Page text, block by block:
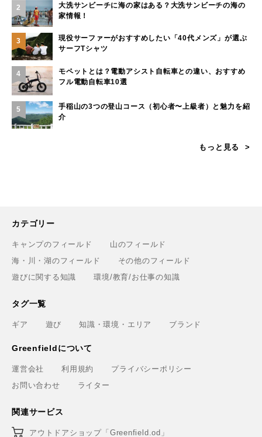
2
大洗サンビーチに海の家はある？大洗サンビーチの海の
家情報！
3
現役サーファーがおすすめしたい「40代メンズ」が選ぶ
サーフTシャツ
4
モペットとは？電動アシスト自転車との違い、おすすめ
フル電動自転車10選
5
手稲山の3つの登山コース（初心者〜上級者）と魅力を紹
介
もっと見る
カテゴリー
キャンプのフィールド
山のフィールド
海・川・湖のフィールド
その他のフィールド
遊びに関する知識
環境/教育/お仕事の知識
タグ一覧
ギア 遊び 知識・環境・エリア ブランド
Greenfieldについて
運営会社 利用規約
プライバシーポリシー
お問い合わせ
ライター
関連サービス
アウトドアショップ「Greenfield.od」